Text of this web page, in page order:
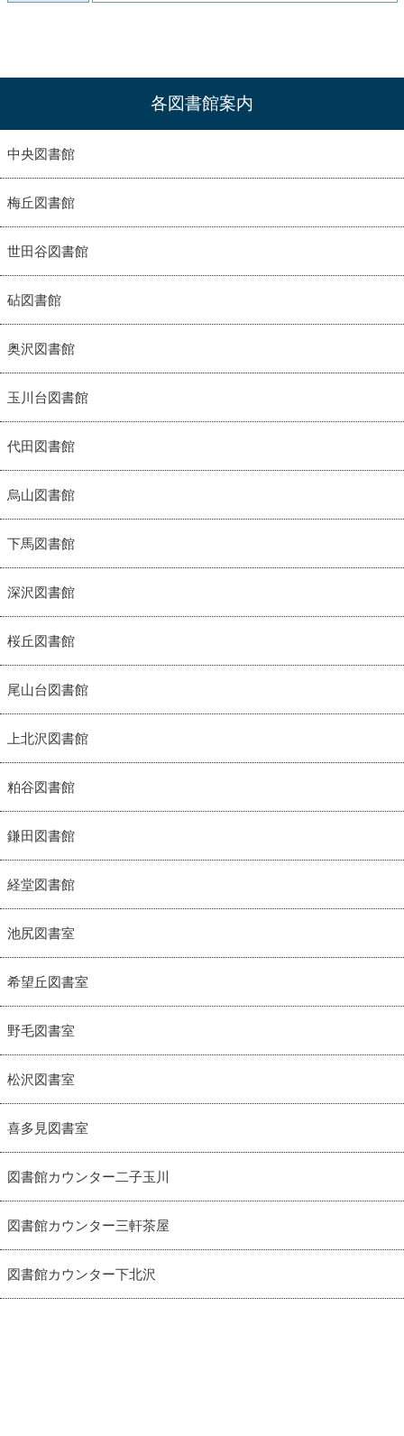
各図書館案内
中央図書館
梅丘図書館
世田谷図書館
砧図書館
奥沢図書館
玉川台図書館
代田図書館
烏山図書館
下馬図書館
深沢図書館
桜丘図書館
尾山台図書館
上北沢図書館
粕谷図書館
鎌田図書館
経堂図書館
池尻図書室
希望丘図書室
野毛図書室
松沢図書室
喜多見図書室
図書館カウンター二子玉川
図書館カウンター三軒茶屋
図書館カウンター下北沢